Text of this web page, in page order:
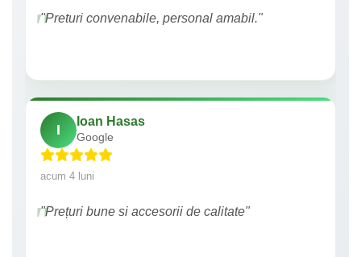
"Preturi convenabile, personal amabil."
I
Ioan Hasas
Google
acum 4 luni
"Prețuri bune si accesorii de calitate"